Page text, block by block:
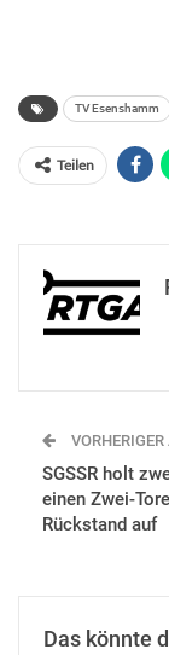
TV Esenshamm
Teilen
SGSSR holt
einen Zwei-
Rückstand auf
Das könnte